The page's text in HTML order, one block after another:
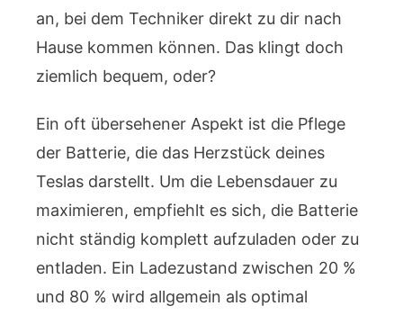
an, bei dem Techniker direkt zu dir nach
Hause kommen können. Das klingt doch
ziemlich bequem, oder?
Ein oft übersehener Aspekt ist die Pflege
der Batterie, die das Herzstück deines
Teslas darstellt. Um die Lebensdauer zu
maximieren, empfiehlt es sich, die Batterie
nicht ständig komplett aufzuladen oder zu
entladen. Ein Ladezustand zwischen 20 %
und 80 % wird allgemein als optimal